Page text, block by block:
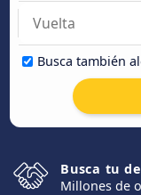
Busca también
Busca tu
Millones de